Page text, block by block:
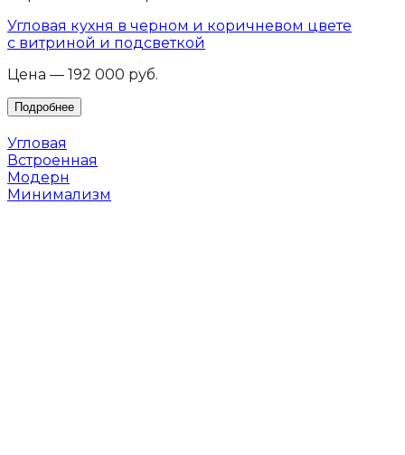
Угловая кухня в черном и коричневом цвете
с витриной и подсветкой
Цена — 192 000 руб.
Угловая
Встроенная
Модерн
Минимализм